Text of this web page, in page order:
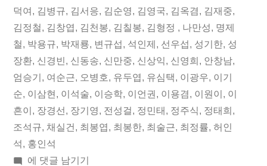
일
오
늘
의
독
립
됨:
그:
덕여 , 김병규, 김서응, 김순영, 김영국, 김옥겸, 김재중,
김정철, 김창엽, 김천봉, 김칠봉, 김형정 , 나만성, 명제
철, 박용규, 박재룡, 변규섭, 석인제 , 선우섭, 성기한, 성
장환, 신경빈 , 신동송, 신만중, 신상익, 신영희 , 안창남,
엄승기 , 여순근, 오병호, 유두엽, 유심택, 이광우, 이기
순, 이삼현 , 이석술, 이승학, 이언권 , 이용겸, 이원이 , 이
흔이 , 장경선 , 장기영, 전성걸, 정민태 , 정주식, 정태희 ,
조석규, 채실건 , 최봉엽, 최봉한, 최술근, 최정률, 허인
석, 홍인석
2019
에 댓글 남기기